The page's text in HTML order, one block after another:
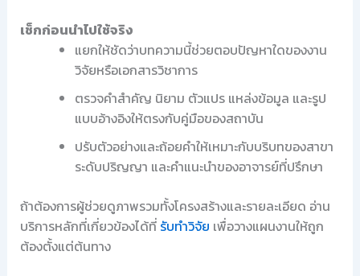
เช็กก่อนนำไปใช้จริง
แยกให้ชัดว่าบทความนี้ช่วยตอบปัญหาใดของงาน
วิจัยหรือเอกสารวิชาการ
ตรวจคำสำคัญ นิยาม ตัวแปร แหล่งข้อมูล และรูป
แบบอ้างอิงให้ตรงกับคู่มือของสถาบัน
ปรับตัวอย่างและถ้อยคำให้เหมาะกับบริบทของสาขา
ระดับปริญญา และคำแนะนำของอาจารย์ที่ปรึกษา
ถ้าต้องการผู้ช่วยดูภาพรวมทั้งโครงสร้างและรายละเอียด อ่าน
บริการหลักที่เกี่ยวข้องได้ที่ รับทำวิจัย เพื่อวางแผนงานให้ถูก
ต้องตั้งแต่ต้นทาง